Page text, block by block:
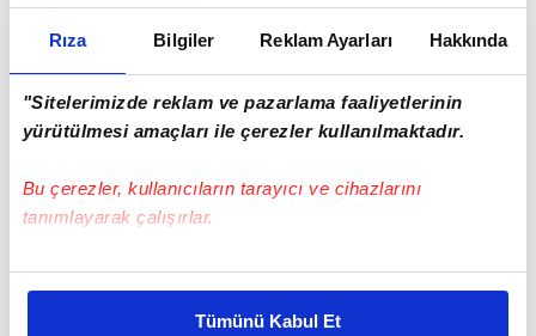
Rıza Bilgiler Reklam Ayarları Hakkında
"Sitelerimizde reklam ve pazarlama faaliyetlerinin
yürütülmesi amaçları ile çerezler kullanılmaktadır.
Bu çerezler, kullanıcıların tarayıcı ve cihazlarını
tanımlayarak çalışırlar.
Bu çerezlere izin vermeniz halinde sizlere özel
daha iyi reklam deneyimi yaşatabiliriz. Bunu yaparken
Tümünü Kabul Et